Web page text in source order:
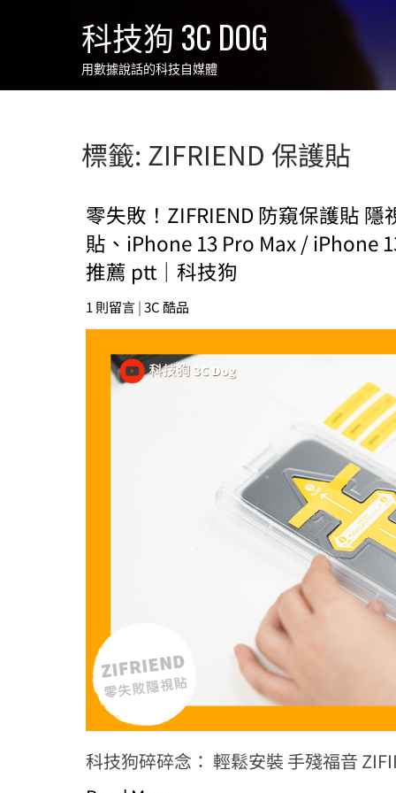
科技狗 3C DOG
用數據說話的科技自媒體
標籤: ZIFRIEND 保護貼
零失敗！ZIFRIEND 防窺保護貼
貼、iPhone 13 Pro Max / iPhone
推薦 ptt｜科技狗
1 則留言|3C 酷品
科技狗碎碎念： 輕鬆安裝 手殘福音